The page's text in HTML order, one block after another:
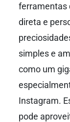
ferramentas
direta e
simples e
como um
Instagram.
pode